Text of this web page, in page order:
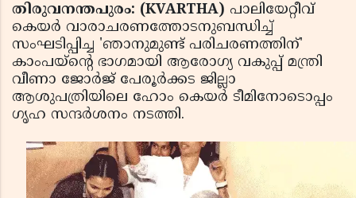
തിരുവനന്തപുരം: (KVARTHA) പാലിയേറ്റീവ്
കെയര്‍ വാരാചരണത്തോടനുബന്ധിച്ച്
സംഘടിപ്പിച്ച 'ഞാനുമുണ്ട് പരിചരണത്തിന്'
കാംപയ്‌ന്റെ ഭാഗമായി ആരോഗ്യ വകുപ്പ് മന്ത്രി
വീണാ ജോര്‍ജ് പേരൂര്‍ക്കട ജില്ലാ
ആശുപത്രിയിലെ ഹോം കെയര്‍ ടീമിനോടൊപ്പം
ഗൃഹ സന്ദര്‍ശനം നടത്തി.